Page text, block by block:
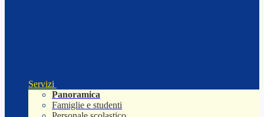
Servizi
Panoramica
Famiglie e studenti